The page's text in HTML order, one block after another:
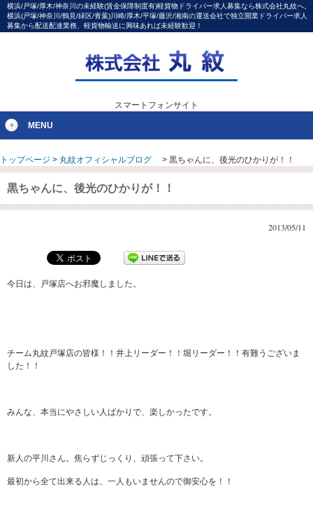
横浜/戸塚/厚木/神奈川の未経験(賃金保障制度有)軽貨物ドライバー求人募集なら株式会社丸紋へ。
横浜(戸塚/神奈川/鶴見/緑区/青葉)川崎/厚木/平塚/藤沢/湘南の運送会社で独立開業ドライバー求人
募集から配送配達業務、軽貨物輸送に興味あれば未経験歓迎！
スマートフォンサイト
MENU
トップページ > 丸紋オフィシャルブログ > 黒ちゃんに、後光のひかりが！！
黒ちゃんに、後光のひかりが！！
2013/05/11
今日は、戸塚店へお邪魔しました。
チーム丸紋戸塚店の皆様！！井上リーダー！！堀リーダー！！有難うございま
した！！
みんな、本当にやさしい人ばかりで、楽しかったです。
新人の平川さん。焦らずじっくり、頑張って下さい。
最初から全て出来る人は、一人もいませんので御安心を！！